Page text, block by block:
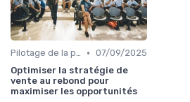
Pilotage de la performance commerciale • 07/09/2025
Optimiser la stratégie de
vente au rebond pour
maximiser les opportunités